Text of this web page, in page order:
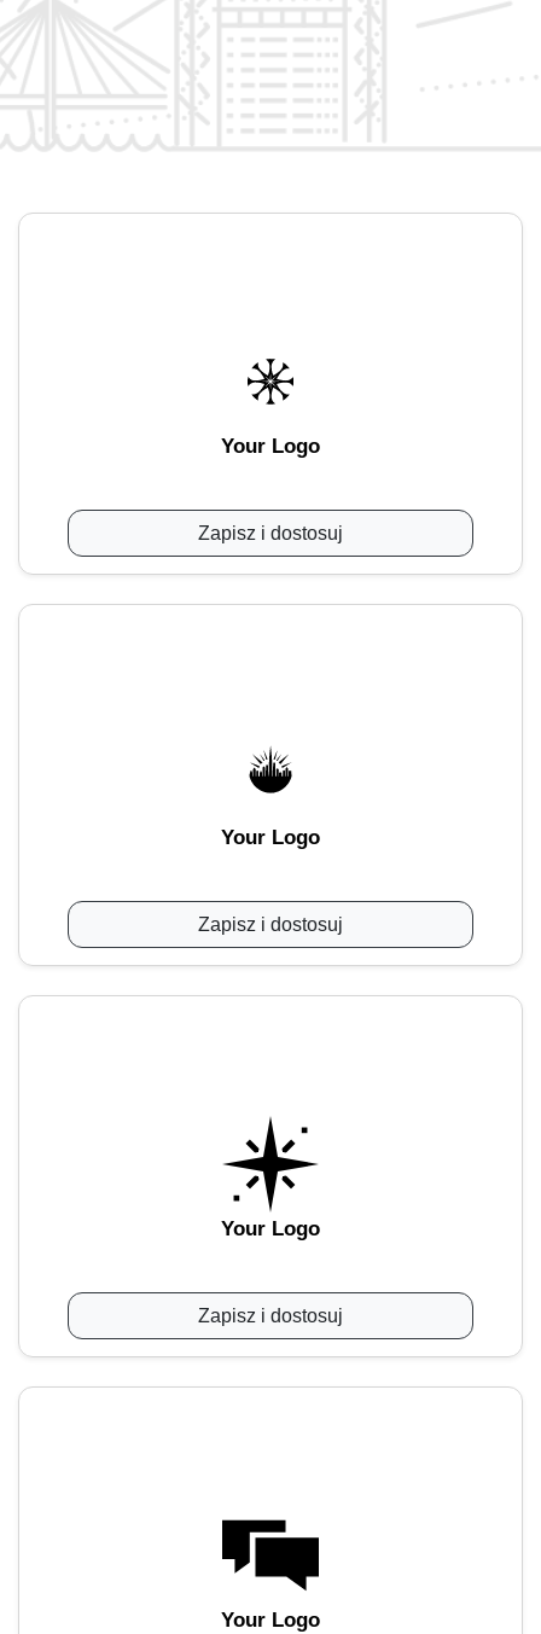
Your Logo
Zapisz i dostosuj
Your Logo
Zapisz i dostosuj
Your Logo
Zapisz i dostosuj
Your Logo